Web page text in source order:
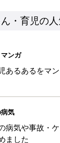
・育児の
ンガ
あるあるをマ
気
病気や事故・
ました